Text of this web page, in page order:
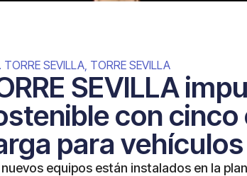
TORRE SEVILLA TORRE SEVILLA
SEVILLA
con
para
equipos están instalados en la